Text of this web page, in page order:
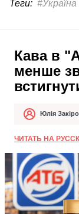
Теги: #Україна